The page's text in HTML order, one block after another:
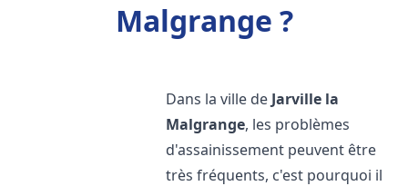
Malgrange ?
Dans la ville de Jarville la
Malgrange, les problèmes
d'assainissement peuvent être
très fréquents, c'est pourquoi il